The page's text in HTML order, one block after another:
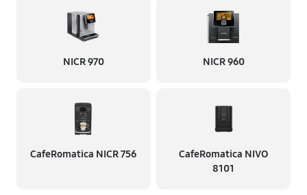
NICR 970 NICR 960
CafeRomatica NICR 756
CafeRomatica NIVO
8101